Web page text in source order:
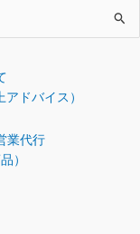
ドバイス）
業代行
）